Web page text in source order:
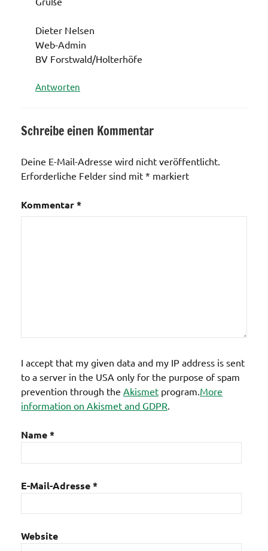
Dieter Nelsen
Web-Admin
BV Forstwald/Holterhöfe
Antworten
Schreibe einen Kommentar
Deine E-Mail-Adresse wird nicht veröffentlicht.
Erforderliche Felder sind mit * markiert
Kommentar*
I accept that my given data and my IP address is sent
to a server in the USA only for the purpose of spam
prevention through the Akismet program.More
information on Akismet and GDPR.
Name*
E-Mail-Adresse*
Website